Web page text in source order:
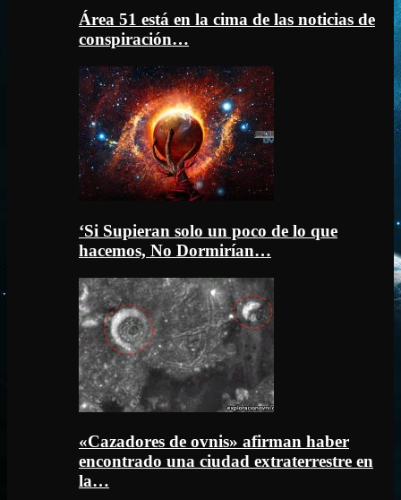
Área 51 está en la cima de las noticias de
conspiración…
‘Si Supieran solo un poco de lo que
hacemos, No Dormirían…
«Cazadores de ovnis» afirman haber
encontrado una ciudad extraterrestre en
la…